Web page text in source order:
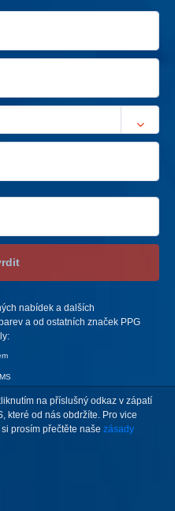
nabídek a dalších
a od ostatních značek PPG
na příslušný odkaz v zápatí
které od nás obdržíte. Pro vice
prosím přečtěte naše zásady